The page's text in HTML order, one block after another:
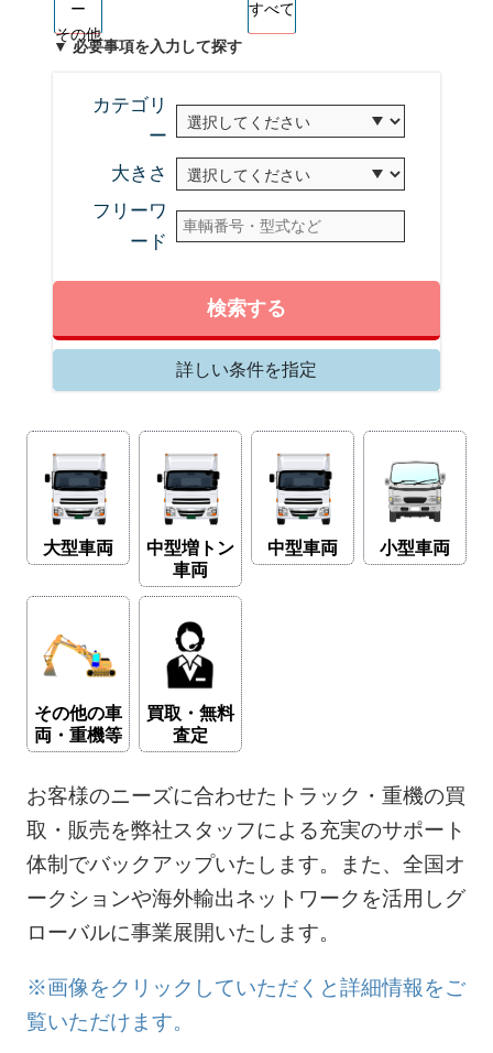
ー
その他
すべて
▼ 必要事項を入力して探す
カテゴリ
ー
大きさ
フリーワ
ード
検索する
詳しい条件を指定
大型車両
中型増トン
車両
中型車両 小型車両
その他の車
両・重機等
買取・無料
査定
お客様のニーズに合わせたトラック・重機の買
取・販売を弊社スタッフによる充実のサポート
体制でバックアップいたします。また、全国オ
ークションや海外輸出ネットワークを活用しグ
ローバルに事業展開いたします。
※画像をクリックしていただくと詳細情報をご
覧いただけます。